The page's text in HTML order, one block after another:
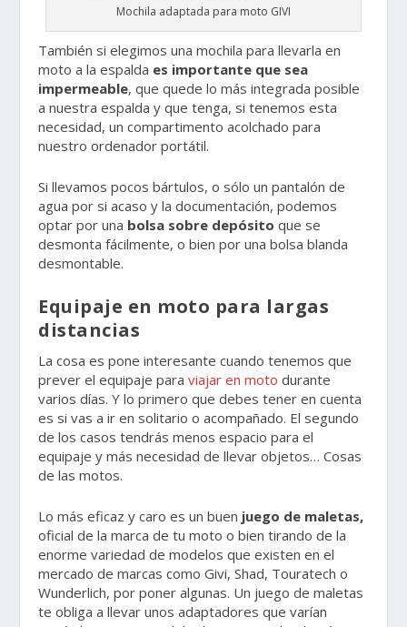
Mochila adaptada para moto GIVI
También si elegimos una mochila para llevarla en
moto a la espalda es importante que sea
impermeable, que quede lo más integrada posible
a nuestra espalda y que tenga, si tenemos esta
necesidad, un compartimento acolchado para
nuestro ordenador portátil.
Si llevamos pocos bártulos, o sólo un pantalón de
agua por si acaso y la documentación, podemos
optar por una bolsa sobre depósito que se
desmonta fácilmente, o bien por una bolsa blanda
desmontable.
Equipaje en moto para largas
distancias
La cosa es pone interesante cuando tenemos que
prever el equipaje paraviajar en moto durante
varios días. Y lo primero que debes tener en cuenta
es si vas a ir en solitario o acompañado. El segundo
de los casos tendrás menos espacio para el
equipaje y más necesidad de llevar objetos… Cosas
de las motos.
Lo más eficaz y caro es un buen juego de maletas,
oficial de la marca de tu moto o bien tirando de la
enorme variedad de modelos que existen en el
mercado de marcas como Givi, Shad, Touratech o
Wunderlich, por poner algunas. Un juego de maletas
te obliga a llevar unos adaptadores que varían